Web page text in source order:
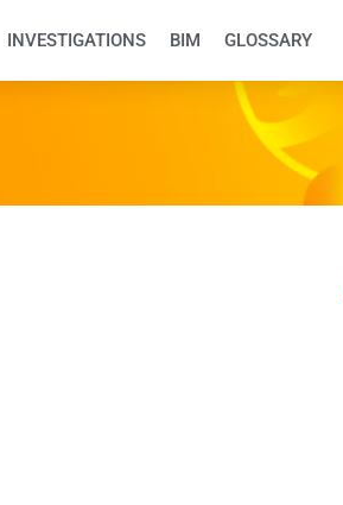
INVESTIGATIONS BIM GLOSSARY